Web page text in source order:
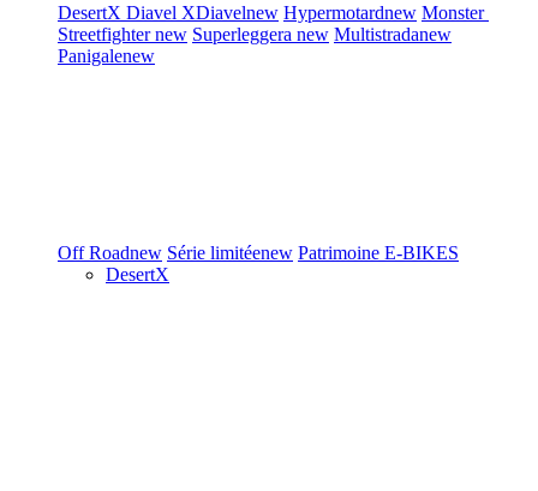
DesertX Diavel XDiavelnew Hypermotardnew Monster
Streetfighternew Superleggera new Multistradanew
Panigalenew
Off Roadnew Série limitéenew Patrimoine E-BIKES
DesertX